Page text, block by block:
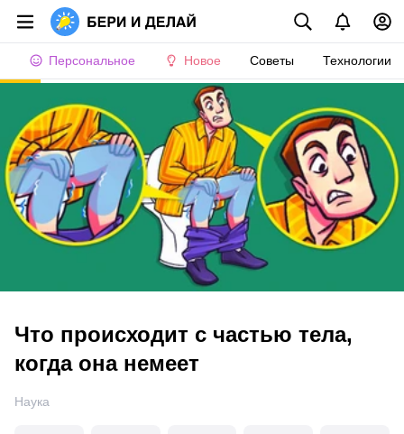
Персональное Новое Советы Технологии
Что происходит с частью тела,
когда она немеет
Наука